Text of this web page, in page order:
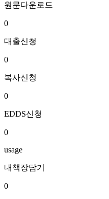
원문다운로드
0
대출신청
0
복사신청
0
EDDS신청
0
usage
내책장담기
0